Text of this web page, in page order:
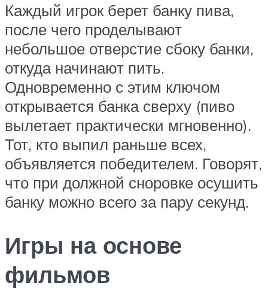
Каждый игрок берет банку пива,
после чего проделывают
небольшое отверстие сбоку банки,
откуда начинают пить.
Одновременно с этим ключом
открывается банка сверху (пиво
вылетает практически мгновенно).
Тот, кто выпил раньше всех,
объявляется победителем. Говорят,
что при должной сноровке осушить
банку можно всего за пару секунд.
Игры на основе
фильмов